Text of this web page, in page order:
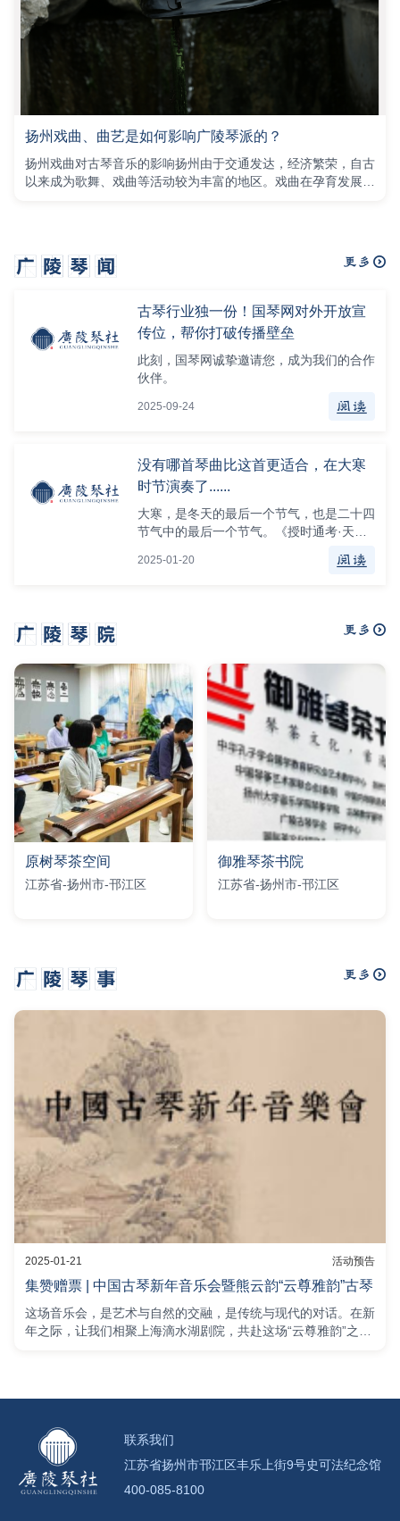
扬州戏曲、曲艺是如何影响广陵琴派的？
扬州戏曲对古琴音乐的影响扬州由于交通发达，经济繁荣，自古
以来成为歌舞、戏曲等活动较为丰富的地区。戏曲在孕育发展过
古琴行业独一份！国琴网对外开放宣
传位，帮你打破传播壁垒
此刻，国琴网诚挚邀请您，成为我们的合作
伙伴。
2025-09-24
没有哪首琴曲比这首更适合，在大寒
时节演奏了......
大寒，是冬天的最后一个节气，也是二十四
节气中的最后一个节气。《授时通考·天
上形于小寒，故谓之大……寒气之逆极，故
2025-01-20
原树琴茶空间
江苏省-扬州市-邗江区
御雅琴茶书院
江苏省-扬州市-邗江区
2025-01-21 活动预告
集赞赠票 | 中国古琴新年音乐会暨熊云韵“云尊雅韵”古琴
这场音乐会，是艺术与自然的交融，是传统与现代的对话。在新
年之际，让我们相聚上海滴水湖剧院，共赴这场“云尊雅韵”之
联系我们
江苏省扬州市邗江区丰乐上街9号史可法纪念馆
400-085-8100